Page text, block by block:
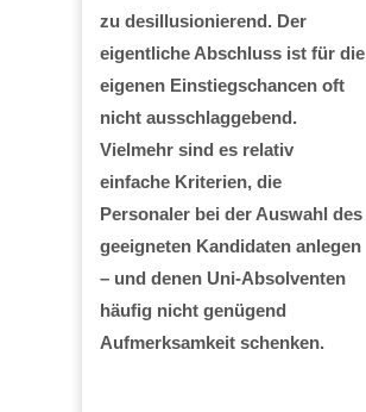
zu desillusionierend. Der
eigentliche Abschluss ist für die
eigenen Einstiegschancen oft
nicht ausschlaggebend.
Vielmehr sind es relativ
einfache Kriterien, die
Personaler bei der Auswahl des
geeigneten Kandidaten anlegen
– und denen Uni-Absolventen
häufig nicht genügend
Aufmerksamkeit schenken.